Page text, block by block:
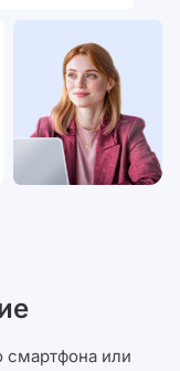
смартфона или